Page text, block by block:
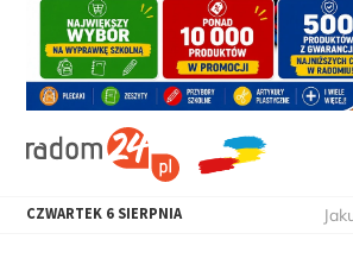
CZWARTEK 6 SIERPNIA